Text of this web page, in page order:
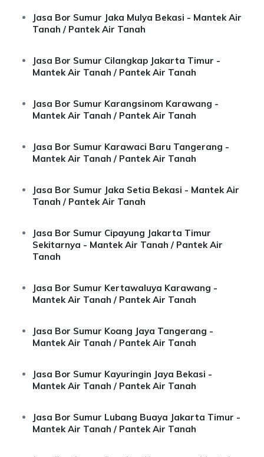
Jasa Bor Sumur Jaka Mulya Bekasi - Mantek Air
Tanah / Pantek Air Tanah
Jasa Bor Sumur Cilangkap Jakarta Timur -
Mantek Air Tanah / Pantek Air Tanah
Jasa Bor Sumur Karangsinom Karawang -
Mantek Air Tanah / Pantek Air Tanah
Jasa Bor Sumur Karawaci Baru Tangerang -
Mantek Air Tanah / Pantek Air Tanah
Jasa Bor Sumur Jaka Setia Bekasi - Mantek Air
Tanah / Pantek Air Tanah
Jasa Bor Sumur Cipayung Jakarta Timur
Sekitarnya - Mantek Air Tanah / Pantek Air
Tanah
Jasa Bor Sumur Kertawaluya Karawang -
Mantek Air Tanah / Pantek Air Tanah
Jasa Bor Sumur Koang Jaya Tangerang -
Mantek Air Tanah / Pantek Air Tanah
Jasa Bor Sumur Kayuringin Jaya Bekasi -
Mantek Air Tanah / Pantek Air Tanah
Jasa Bor Sumur Lubang Buaya Jakarta Timur -
Mantek Air Tanah / Pantek Air Tanah